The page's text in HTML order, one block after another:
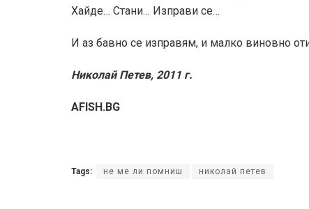
Хайде… Стани… Изправи се…
И аз бавно се изправям, и малко виновно
Николай Петев, 2011 г.
AFISH.BG
Tags: не ме ли помниш николай петев